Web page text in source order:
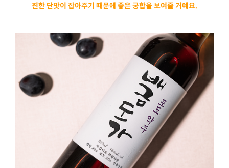
진한 단맛이 잡아주기 때문에 좋은 궁합을 보여줄 거예요.